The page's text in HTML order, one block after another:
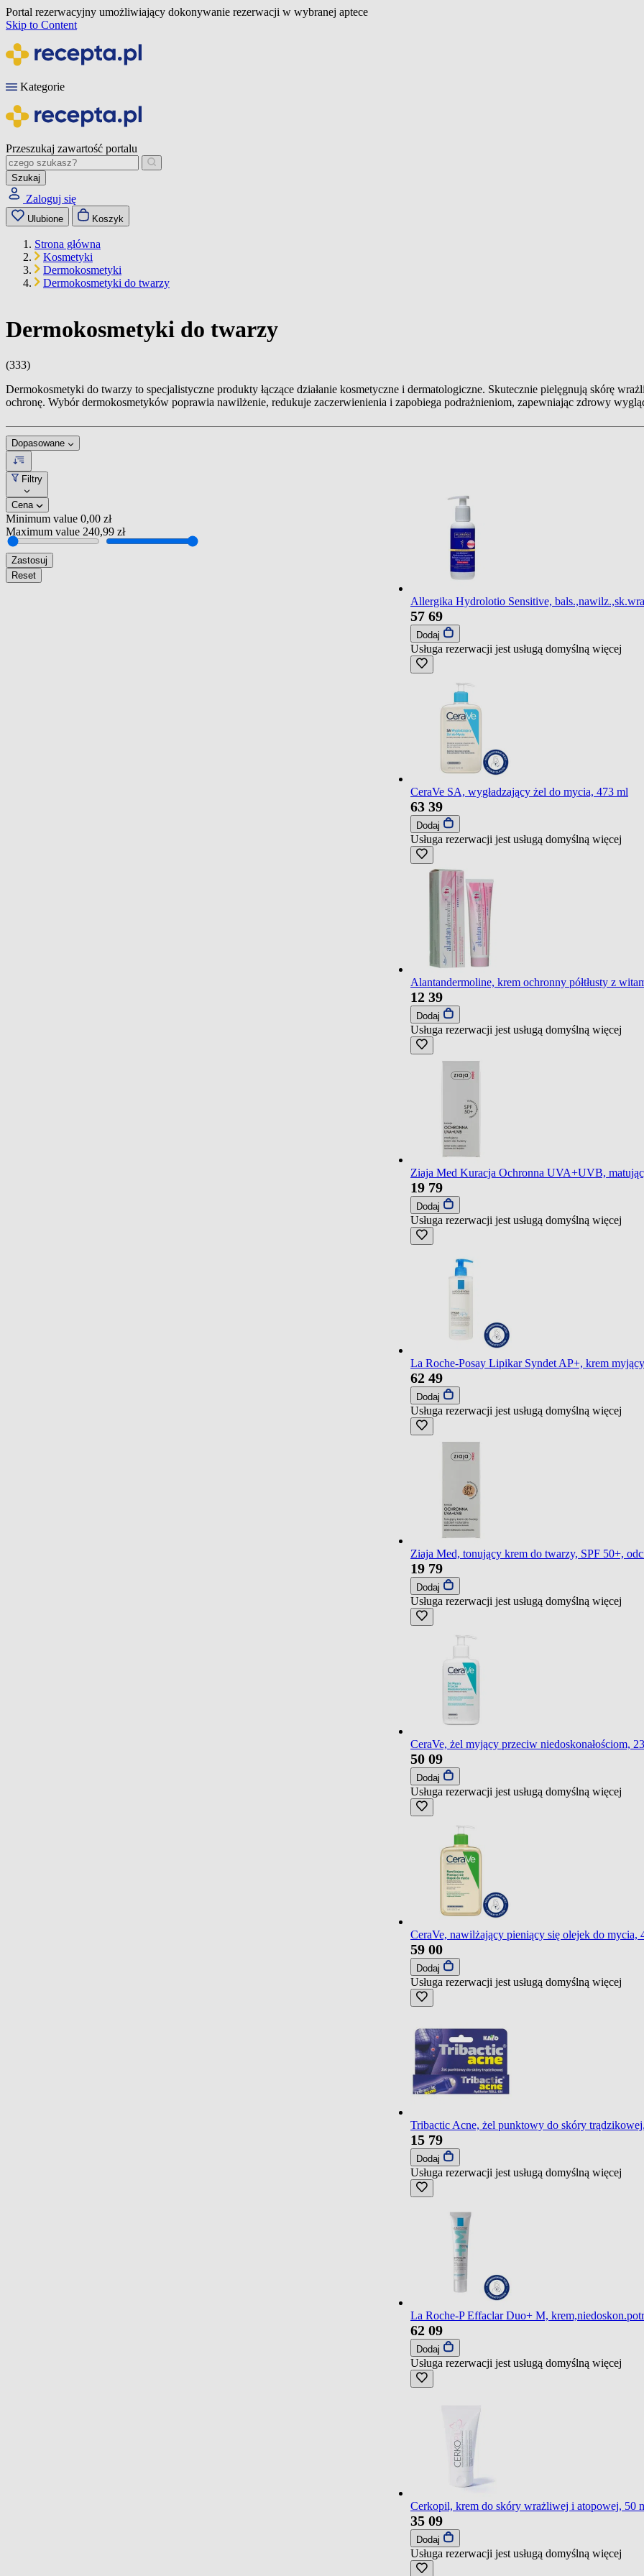
Portal rezerwacyjny umożliwiający dokonywanie rezerwacji w wybranej aptece
Skip to Content
Kategorie
Przeszukaj zawartość portalu
Szukaj
Zaloguj się
Ulubione Koszyk
Strona główna
Kosmetyki
Dermokosmetyki
Dermokosmetyki do twarzy
Dermokosmetyki do twarzy
(333)
Dermokosmetyki do twarzy to specjalistyczne produkty łączące działanie kosmetyczne i dermatologiczne. Skutecznie pielęgnują skórę
ochronę. Wybór dermokosmetyków poprawia nawilżenie, redukuje zaczerwienienia i zapobiega podrażnieniom, zapewniając zdrowy
Dopasowane
Filtry
Cena
Minimum value 0,00 zł
Maximum value 240,99 zł
Zastosuj
Reset
Allergika Hydrolotio Sensitive,
57 69
Dodaj
Usługa rezerwacji jest usługą domyślną więcej
CeraVe SA, wygładzający żel do mycia, 473 ml
63 39
Dodaj
Usługa rezerwacji jest usługą domyślną więcej
Alantandermoline, krem ochronny półtłusty z
12 39
Dodaj
Usługa rezerwacji jest usługą domyślną więcej
Ziaja Med Kuracja Ochronna UVA+UVB,
19 79
Dodaj
Usługa rezerwacji jest usługą domyślną więcej
La Roche-Posay Lipikar Syndet AP+, krem
62 49
Dodaj
Usługa rezerwacji jest usługą domyślną więcej
Ziaja Med, tonujący krem do twarzy, SPF 50+,
19 79
Dodaj
Usługa rezerwacji jest usługą domyślną więcej
CeraVe, żel myjący przeciw niedoskonałościom,
50 09
Dodaj
Usługa rezerwacji jest usługą domyślną więcej
CeraVe, nawilżający pieniący się olejek do mycia,
59 00
Dodaj
Usługa rezerwacji jest usługą domyślną więcej
Tribactic Acne, żel punktowy do skóry
15 79
Dodaj
Usługa rezerwacji jest usługą domyślną więcej
La Roche-P Effaclar Duo+ M,
62 09
Dodaj
Usługa rezerwacji jest usługą domyślną więcej
Cerkopil, krem do skóry wrażliwej i atopowej, 50
35 09
Dodaj
Usługa rezerwacji jest usługą domyślną więcej